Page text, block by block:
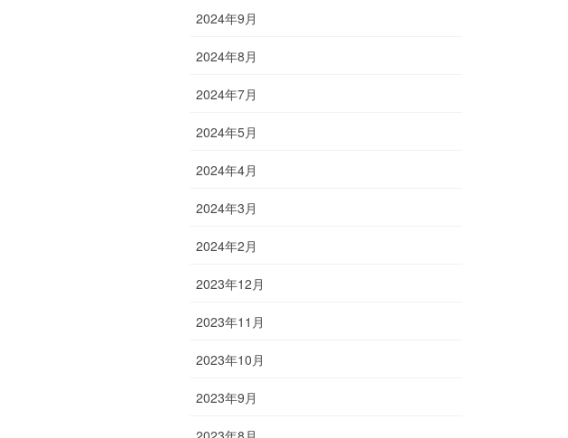
2024年9月
2024年8月
2024年7月
2024年5月
2024年4月
2024年3月
2024年2月
2023年12月
2023年11月
2023年10月
2023年9月